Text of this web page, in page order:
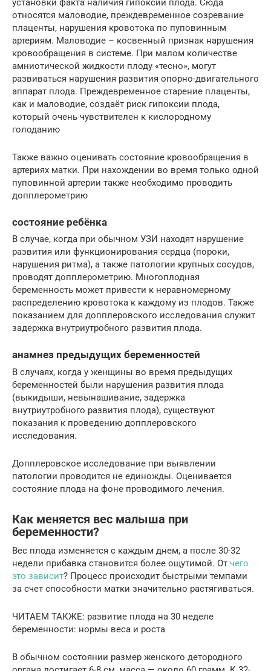
установки факта наличия гипоксии плода. Сюда
относятся маловодие, преждевременное созревание
плаценты, нарушения кровотока по пуповинным
артериям. Маловодие – косвенный признак нарушения
кровообращения в системе. При малом количестве
амниотической жидкости плоду «тесно», могут
развиваться нарушения развития опорно-двигательного
аппарат плода. Преждевременное старение плаценты,
как и маловодие, создаёт риск гипоксии плода,
который очень чувствителен к кислородному
голоданию
Также важно оценивать состояние кровообращения в
артериях матки. При нахождении во время только одной
пуповинной артерии также необходимо проводить
допплерометрию
состояние ребёнка
В случае, когда при обычном УЗИ находят нарушение
развития или функционирования сердца (пороки,
нарушения ритма), а также патологии крупных сосудов,
проводят допплерометрию. Многоплодная
беременность может привести к неравномерному
распределению кровотока к каждому из плодов. Также
показанием для допплеровского исследования служит
задержка внутриутробного развития плода.
анамнез предыдущих беременностей
В случаях, когда у женщины во время предыдущих
беременностей были нарушения развития плода
(выкидыши, невынашивание, задержка
внутриутробного развития плода), существуют
показания к проведению допплеровского
исследования.
Допплеровское исследование при выявлении
патологии проводится не единожды. Оценивается
состояние плода на фоне проводимого лечения.
Как меняется вес малыша при
беременности?
Вес плода изменяется с каждым днем, а после 30-32
недели прибавка становится более ощутимой. От чего
это зависит? Процесс происходит быстрыми темпами
за счет способности матки значительно растягиваться.
ЧИТАЕМ ТАКЖЕ: развитие плода на 30 неделе
беременности: нормы веса и роста
В обычном состоянии размер женского детородного